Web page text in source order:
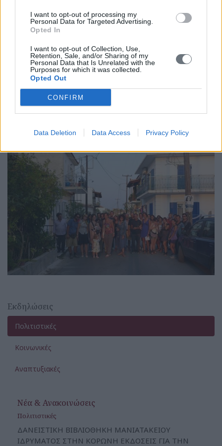
I want to opt-out of processing my
Personal Data for Targeted Advertising.
Opted In
I want to opt-out of Collection, Use,
Retention, Sale, and/or Sharing of my
Personal Data that Is Unrelated with the
Purposes for which it was collected.
Opted Out
CONFIRM
Data Deletion Data Access Privacy Policy
-
Εκδηλώσεις
Πολιτιστικές
Κοινωνικές
Αναπτυξιακές
Νέα & Ανακοινώσεις
Πολιτιστικές
ΔΑΝΕΙΣΤΙΚΗ ΒΙΒΛΙΟΘΗΚΗ ΜΑΝΙΑΤΑΚΕΙΟΥ
ΙΔΡΥΜΑΤΟΣ ΣΤΗΝ ΚΟΡΩΝΗ ΕΚΔΟΣΕΙΣ ΓΙΑ ΤΗΝ